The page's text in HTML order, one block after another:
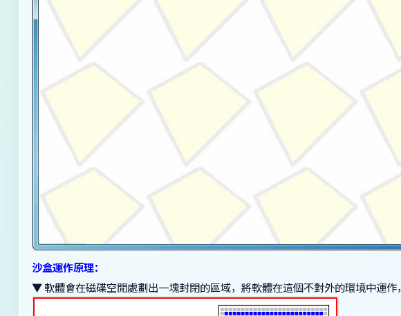
沙盒運作原理：
▼ 軟體會在磁碟空閒處劃出一塊封閉的區域，將軟體在這個不對外的環境中運作